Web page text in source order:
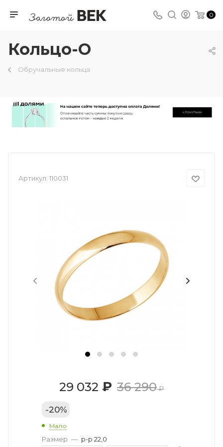
0
Кольцо-О
Обручальные кольца
Артикул: 110031
29 032 ₽ 36 290₽
-20%
Мало
Размер — р-р 22,0